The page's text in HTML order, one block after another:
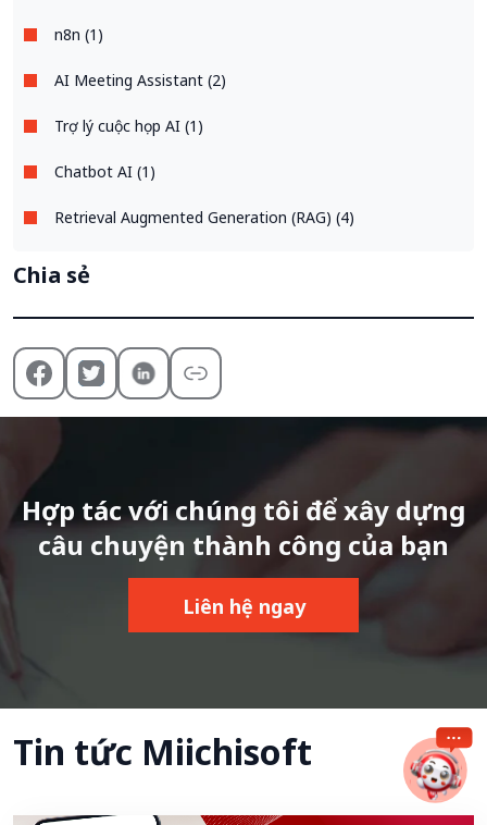
n8n (1)
AI Meeting Assistant (2)
Trợ lý cuộc họp AI (1)
Chatbot AI (1)
Retrieval Augmented Generation (RAG) (4)
Chia sẻ
Hợp tác với chúng tôi để xây dựng
câu chuyện thành công của bạn
Liên hệ ngay
Tin tức Miichisoft